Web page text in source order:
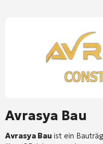
Avrasya Bau
Avrasya Bau ist ein